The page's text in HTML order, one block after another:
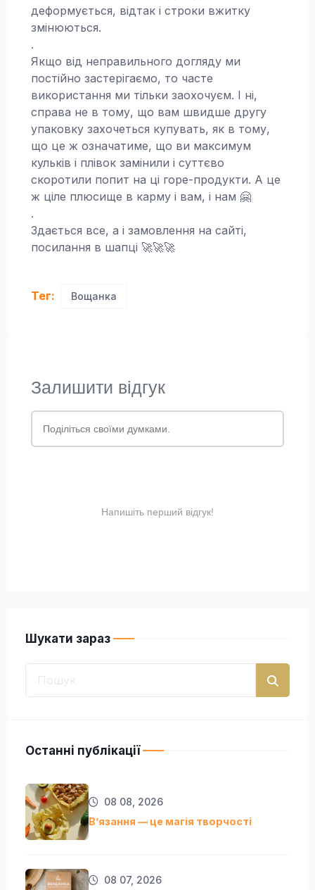
деформується, відтак і строки вжитку
змінюються.
.
Якщо від неправильного догляду ми
постійно застерігаємо, то часте
використання ми тільки заохочуєм. І ні,
справа не в тому, що вам швидше другу
упаковку захочеться купувать, як в тому,
що це ж означатиме, що ви максимум
кульків і плівок замінили і суттєво
скоротили попит на ці горе-продукти. А це
ж ціле плюсище в карму і вам, і нам 🤗
.
Здається все, а і замовлення на сайті,
посилання в шапці 🚀🚀🚀
Тег: Вощанка
Шукати зараз
Останні публікації
08 08, 2026
Вʼязання — це магія творчості
08 07, 2026